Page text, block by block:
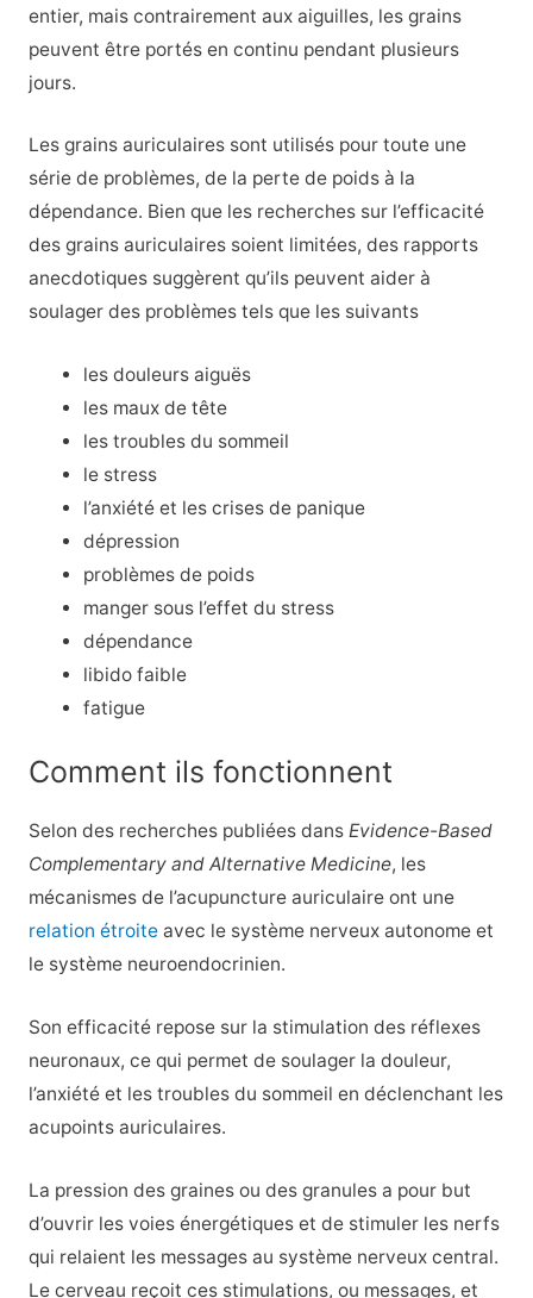
entier, mais contrairement aux aiguilles, les grains
peuvent être portés en continu pendant plusieurs
jours.
Les grains auriculaires sont utilisés pour toute une
série de problèmes, de la perte de poids à la
dépendance. Bien que les recherches sur l’efficacité
des grains auriculaires soient limitées, des rapports
anecdotiques suggèrent qu’ils peuvent aider à
soulager des problèmes tels que les suivants
les douleurs aiguës
les maux de tête
les troubles du sommeil
le stress
l’anxiété et les crises de panique
dépression
problèmes de poids
manger sous l’effet du stress
dépendance
libido faible
fatigue
Comment ils fonctionnent
Selon des recherches publiées dans Evidence-Based
Complementary and Alternative Medicine, les
mécanismes de l’acupuncture auriculaire ont une
relation étroiteavec le système nerveux autonome et
le système neuroendocrinien.
Son efficacité repose sur la stimulation des réflexes
neuronaux, ce qui permet de soulager la douleur,
l’anxiété et les troubles du sommeil en déclenchant les
acupoints auriculaires.
La pression des graines ou des granules a pour but
d’ouvrir les voies énergétiques et de stimuler les nerfs
qui relaient les messages au système nerveux central.
Le cerveau reçoit ces stimulations, ou messages, et